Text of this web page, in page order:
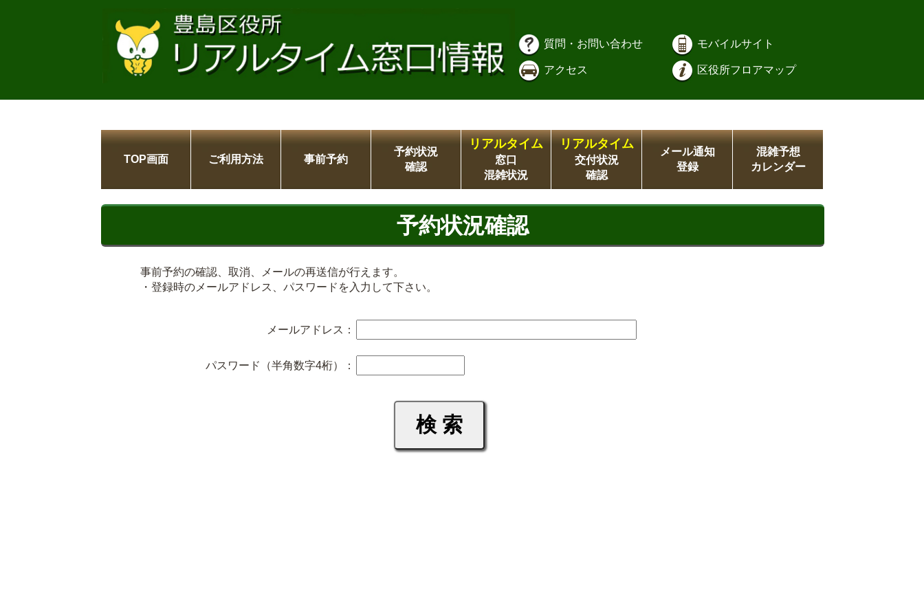
質問・お問い合わせ モバイルサイト
アクセス 区役所フロアマップ
TOP画面 ご利用方法 事前予約
予約状況
確認
リアルタイム
窓口
混雑状況
リアルタイム
交付状況
確認
メール通知
登録
混雑予想
カレンダー
予約状況確認
事前予約の確認、取消、メールの再送信が行えます。
・登録時のメールアドレス、パスワードを入力して下さい。
メールアドレス：
パスワード（半角数字4桁）：